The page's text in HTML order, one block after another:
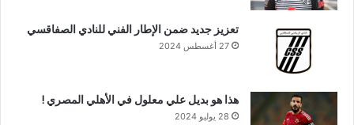
تعزيز جديد ضمن الإطار الفني للنادي الصفاقسي
27 أغسطس 2024
هذا هو بديل علي معلول في الأهلي المصري !
28 يوليو 2024